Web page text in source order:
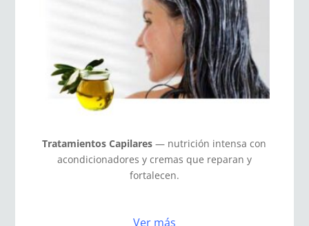
Tratamientos Capilares — nutrición intensa con
acondicionadores y cremas que reparan y
fortalecen.
Ver más